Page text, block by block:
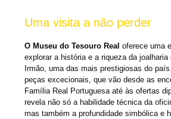
Uma visita a não perder
O Museu do Tesouro Real oferece uma
explorar a história e a riqueza da joalharia
Irmão, uma das mais prestigiosas do
peças excecionais, que vão desde as
Família Real Portuguesa até às ofertas
revela não só a habilidade técnica da
mas também a profundidade simbólica e